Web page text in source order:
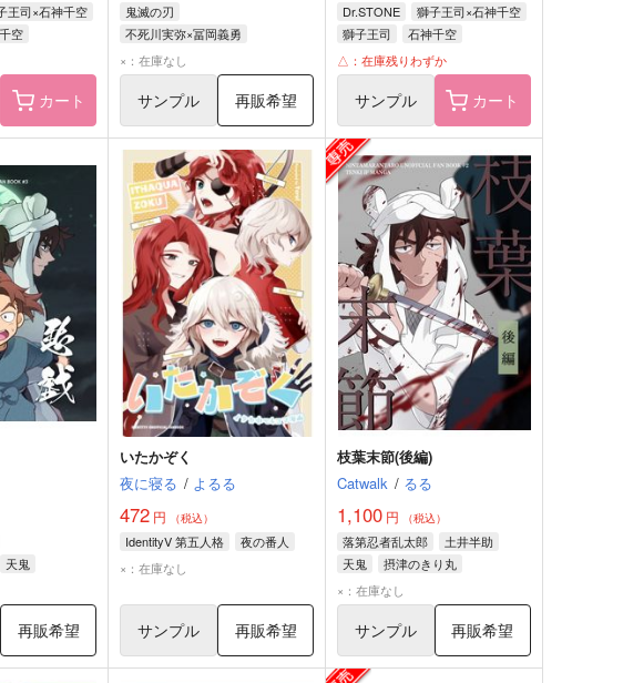
王司×石神千空
空
カート
鬼滅の刃
不死川実弥×冨岡義勇
不死川実弥
×：在庫なし
サンプル 再販希望
Dr.STONE
獅子王司×石神千空
獅子王司
石神千空
△：在庫残りわずか
サンプル カート
天鬼
再販希望
いたかぞく
夜に寝る / よるる
472 円 （税込）
IdentityV 第五人格
夜の番人
×：在庫なし
サンプル 再販希望
枝葉末節(後編)
Catwalk / るる
1,100 円 （税込）
落第忍者乱太郎
土井半助
天鬼
摂津のきり丸
×：在庫なし
サンプル 再販希望